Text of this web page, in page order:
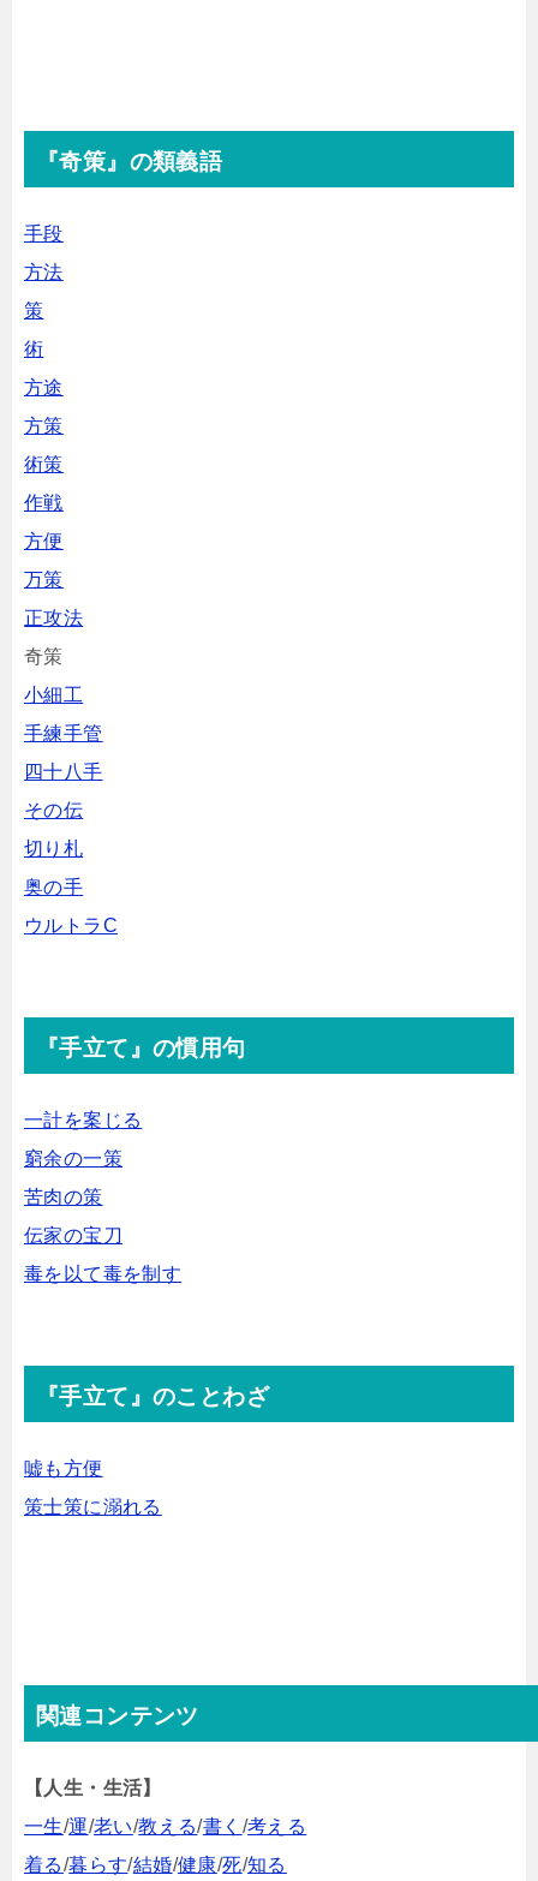
『奇策』の類義語
手段
方法
策
術
方途
方策
術策
作戦
方便
万策
正攻法
奇策
小細工
手練手管
四十八手
その伝
切り札
奥の手
ウルトラC
『手立て』の慣用句
一計を案じる
窮余の一策
苦肉の策
伝家の宝刀
毒を以て毒を制す
『手立て』のことわざ
嘘も方便
策士策に溺れる
関連コンテンツ
【人生・生活】
一生/運/老い/教える/書く /考える
着る/暮らす/結婚/健康/死/知る